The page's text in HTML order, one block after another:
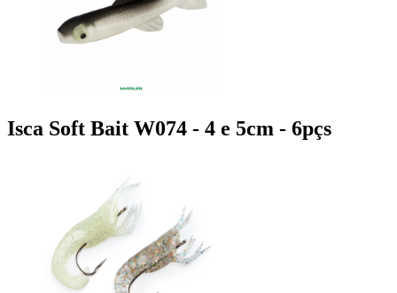
Isca Soft Bait W074 - 4 e 5cm - 6pçs